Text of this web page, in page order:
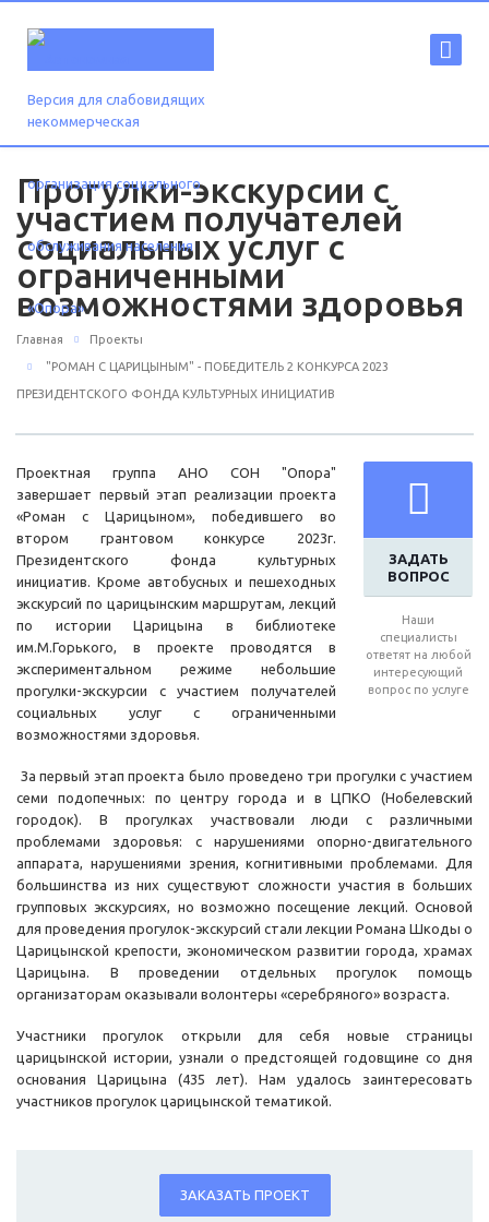
Версия для слабовидящих
Прогулки-экскурсии с
участием получателей
социальных услуг с
ограниченными
возможностями здоровья
Главная Проекты
"РОМАН С ЦАРИЦЫНЫМ" - ПОБЕДИТЕЛЬ 2 КОНКУРСА 2023
ПРЕЗИДЕНТСКОГО ФОНДА КУЛЬТУРНЫХ ИНИЦИАТИВ
ЗАДАТЬ
ВОПРОС
Наши
специалисты
ответят на любой
интересующий
вопрос по услуге
Проектная группа АНО СОН "Опора"
завершает первый этап реализации проекта
«Роман с Царицыном», победившего во
втором грантовом конкурсе 2023г.
Президентского фонда культурных
инициатив. Кроме автобусных и пешеходных
экскурсий по царицынским маршрутам, лекций
по истории Царицына в библиотеке
им.М.Горького, в проекте проводятся в
экспериментальном режиме небольшие
прогулки-экскурсии с участием получателей
социальных услуг с ограниченными
возможностями здоровья.
За первый этап проекта было проведено три прогулки с участием
семи подопечных: по центру города и в ЦПКО (Нобелевский
городок). В прогулках участвовали люди с различными
проблемами здоровья: с нарушениями опорно-двигательного
аппарата, нарушениями зрения, когнитивными проблемами. Для
большинства из них существуют сложности участия в больших
групповых экскурсиях, но возможно посещение лекций. Основой
для проведения прогулок-экскурсий стали лекции Романа Шкоды о
Царицынской крепости, экономическом развитии города, храмах
Царицына. В проведении отдельных прогулок помощь
организаторам оказывали волонтеры «серебряного» возраста.
Участники прогулок открыли для себя новые страницы
царицынской истории, узнали о предстоящей годовщине со дня
основания Царицына (435 лет). Нам удалось заинтересовать
участников прогулок царицынской тематикой.
ЗАКАЗАТЬ ПРОЕКТ